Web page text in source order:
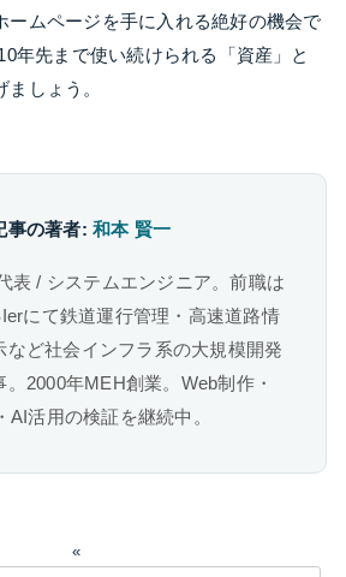
ームページを手に入れる絶好の機会で
年先まで使い続けられる「資産」と
しょう。
事の著者:和本 賢一
表 / システムエンジニア。前職は
にて鉄道運行管理・高速道路情
など社会インフラ系の大規模開発
。2000年MEH創業。Web制作・
AI活用の検証を継続中。
«